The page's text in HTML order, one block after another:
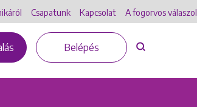
Csapatunk Kapcsolat A fogorvos válaszol
Belépés